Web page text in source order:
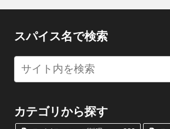
スパイス名で検索
カテゴリから探す